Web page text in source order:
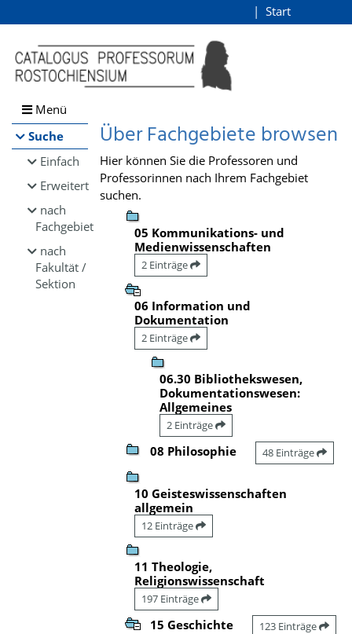
Browsen
direkt zum Inhalt
Start
Menü
Suche
Einfach
Erweitert
nach
Fachgebiet
nach
Fakultät /
Sektion
Über Fachgebiete browsen
Hier können Sie die Professoren und
Professorinnen nach Ihrem Fachgebiet
suchen.
05 Kommunikations- und
Medienwissenschaften
2 Einträge
06 Information und
Dokumentation
2 Einträge
06.30 Bibliothekswesen,
Dokumentationswesen:
Allgemeines
2 Einträge
08 Philosophie 48 Einträge
10 Geisteswissenschaften
allgemein
12 Einträge
11 Theologie,
Religionswissenschaft
197 Einträge
15 Geschichte 123 Einträge